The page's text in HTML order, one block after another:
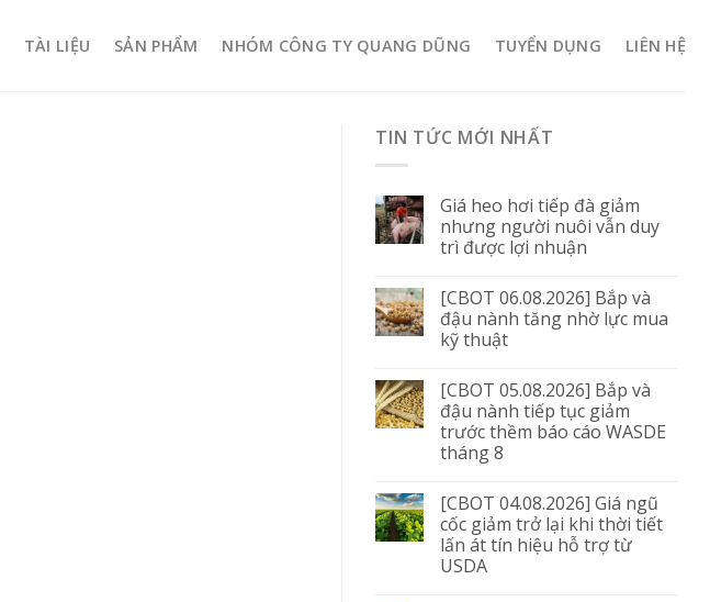
TÀI LIỆU SẢN PHẨM NHÓM CÔNG TY QUANG DŨNG TUYỂN DỤNG LIÊN HỆ
TIN TỨC MỚI NHẤT
Giá heo hơi tiếp đà giảm
nhưng người nuôi vẫn duy
trì được lợi nhuận
[CBOT 06.08.2026] Bắp và
đậu nành tăng nhờ lực mua
kỹ thuật
[CBOT 05.08.2026] Bắp và
đậu nành tiếp tục giảm
trước thềm báo cáo WASDE
tháng 8
[CBOT 04.08.2026] Giá ngũ
cốc giảm trở lại khi thời tiết
lấn át tín hiệu hỗ trợ từ
USDA